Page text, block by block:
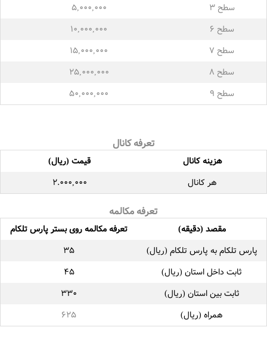
سطح ۳
۵,۰۰۰,۰۰۰
سطح ۶
۱۰,۰۰۰,۰۰۰
سطح ۷
۱۵,۰۰۰,۰۰۰
سطح ۸
۲۵,۰۰۰,۰۰۰
سطح ۹
۵۰,۰۰۰,۰۰۰
تعرفه کانال
هزینه کانال
قیمت (ریال)
هر کانال
۲.۰۰۰,۰۰۰
تعرفه مکالمه
مقصد (دقیقه)
تعرفه مکالمه روی بستر پارس تلکام
پارس تلکام به پارس تلکام (ریال)
۳۵
ثابت داخل استان (ریال)
۴۵
ثابت بین استان (ریال)
۳۳۰
همراه (ریال)
۶۲۵